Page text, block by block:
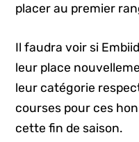
placer au premier
Il faudra voir si
leur place
leur catégorie
courses pour ces
cette fin de saison.